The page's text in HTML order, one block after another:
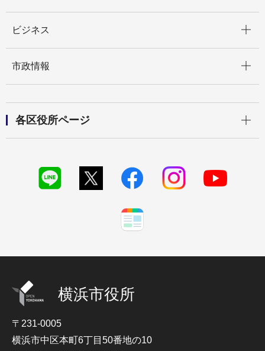
ビジネス
市政情報
各区役所ページ
横浜市役所
〒231-0005
横浜市中区本町6丁目50番地の10